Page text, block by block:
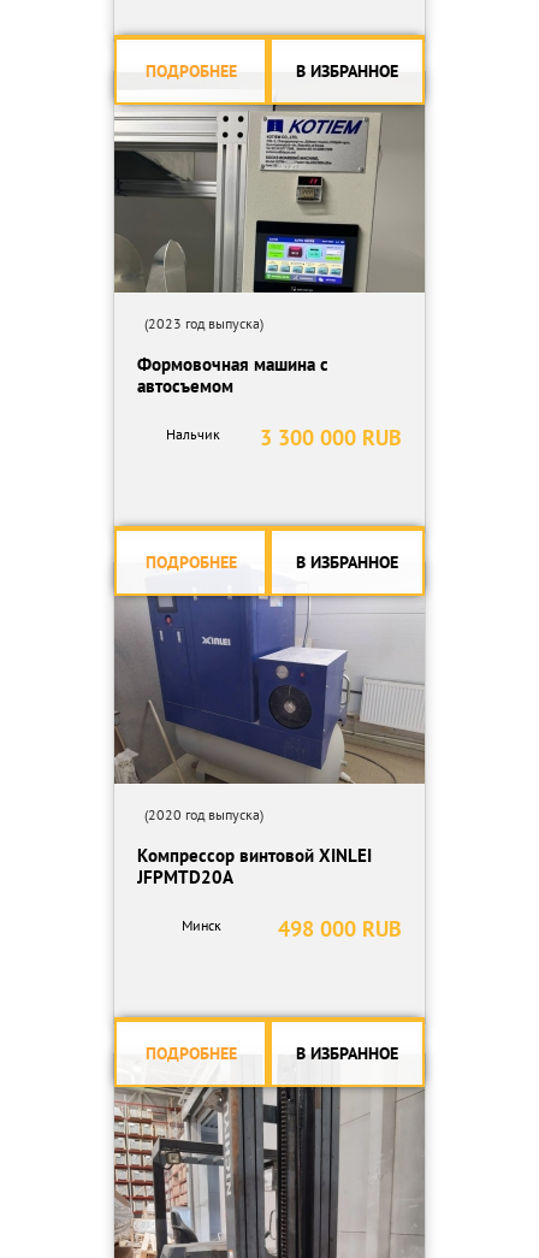
ПОДРОБНЕЕ В ИЗБРАННОЕ
(2023 год выпуска)
Формовочная машина с
автосъемом
3 300 000 RUB
Нальчик
ПОДРОБНЕЕ В ИЗБРАННОЕ
(2020 год выпуска)
Компрессор винтовой XINLEI
JFPMTD20A
498 000 RUB
Минск
ПОДРОБНЕЕ В ИЗБРАННОЕ